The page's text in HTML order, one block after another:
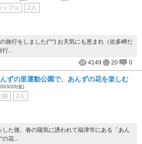
ップル 2人
旅行をしました(^^) お天気にも恵まれ（佐多岬だ
行...
4149
20 0
ずの里運動公園で、あんずの花を楽しむ
3/20(金)
婦 2人
た後、春の陽気に誘われて福津市にある「あん
の花...